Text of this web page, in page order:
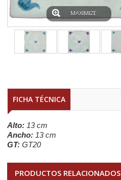
MAXIMIZE
FICHA TÉCNICA
Alto: 13 cm
Ancho: 13 cm
GT: GT20
PRODUCTOS RELACIONADOS